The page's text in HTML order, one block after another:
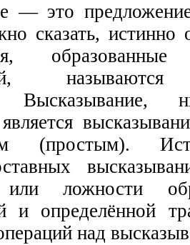
— это
сказать,
Высказывание,
(простым).
или ложности
и определённой
над